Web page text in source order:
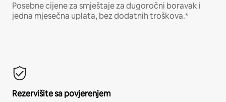
Posebne cijene za smještaje za dugoročni boravak i
jedna mjesečna uplata, bez dodatnih troškova.*
Rezervišite sa povjerenjem